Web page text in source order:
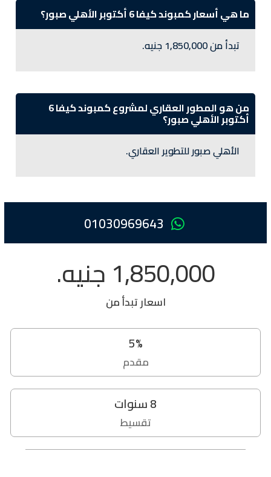
ما هي أسعار كمبوند كيفا 6 أكتوبر الأهلي صبور؟
تبدأ من 1,850,000 جنيه.
من هو المطور العقاري لمشروع كمبوند كيفا 6
أكتوبر الأهلي صبور؟
الأهلي صبور للتطوير العقاري.
01030969643
1,850,000 جنيه.
اسعار تبدأ من
5%
مقدم
8سنوات
تقسيط